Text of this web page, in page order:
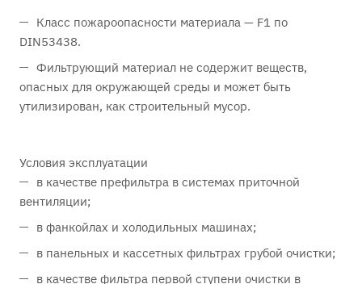
Класс пожароопасности материала — F1 по
DIN53438.
Фильтрующий материал не содержит веществ,
опасных для окружающей среды и может быть
утилизирован, как строительный мусор.
Условия эксплуатации
в качестве префильтра в системах приточной
вентиляции;
в фанкойлах и холодильных машинах;
в панельных и кассетных фильтрах грубой очистки;
в качестве фильтра первой ступени очистки в